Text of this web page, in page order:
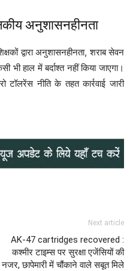
अनुशासनहीनता
द्वारा अनुशासनहीनता, शराब सेवन
भी हाल में बर्दाश्त नहीं किया जाएगा।
टॉलरेंस नीति के तहत कार्रवाई जारी
Next article
AK-47 cartridges recovered :
कश्मीर टाइम्स पर सुरक्षा एजेंसियों की
नजर, छापेमारी में चौंकाने वाले सबूत मिले